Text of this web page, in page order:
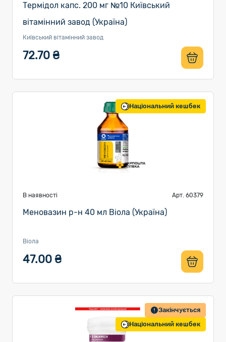
Термідол капс. 200 мг №10 Київський
вітамінний завод (Україна)
Київський вітамінний завод
72.70 ₴
Національний кешбек
В наявності Арт. 60379
Меновазин р-н 40 мл Віола (Україна)
Віола
47.00 ₴
Закінчується
Національний кешбек